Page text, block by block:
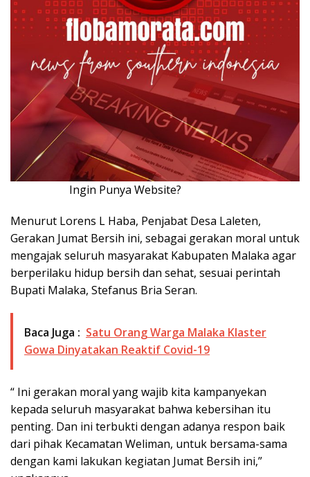
Ingin Punya Website?
Menurut Lorens L Haba, Penjabat Desa Laleten,
Gerakan Jumat Bersih ini, sebagai gerakan moral untuk
mengajak seluruh masyarakat Kabupaten Malaka agar
berperilaku hidup bersih dan sehat, sesuai perintah
Bupati Malaka, Stefanus Bria Seran.
Baca Juga : Satu Orang Warga Malaka Klaster
Gowa Dinyatakan Reaktif Covid-19
“ Ini gerakan moral yang wajib kita kampanyekan
kepada seluruh masyarakat bahwa kebersihan itu
penting. Dan ini terbukti dengan adanya respon baik
dari pihak Kecamatan Weliman, untuk bersama-sama
dengan kami lakukan kegiatan Jumat Bersih ini,”